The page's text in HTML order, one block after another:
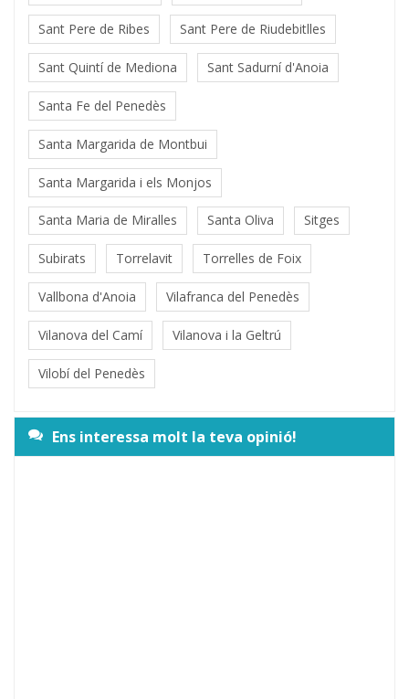
Sant Pere de Ribes Sant Pere de Riudebitlles
Sant Quintí de Mediona Sant Sadurní d'Anoia
Santa Fe del Penedès
Santa Margarida de Montbui
Santa Margarida i els Monjos
Santa Maria de Miralles Santa Oliva Sitges
Subirats Torrelavit Torrelles de Foix
Vallbona d'Anoia Vilafranca del Penedès
Vilanova del Camí Vilanova i la Geltrú
Vilobí del Penedès
Ens interessa molt la teva opinió!